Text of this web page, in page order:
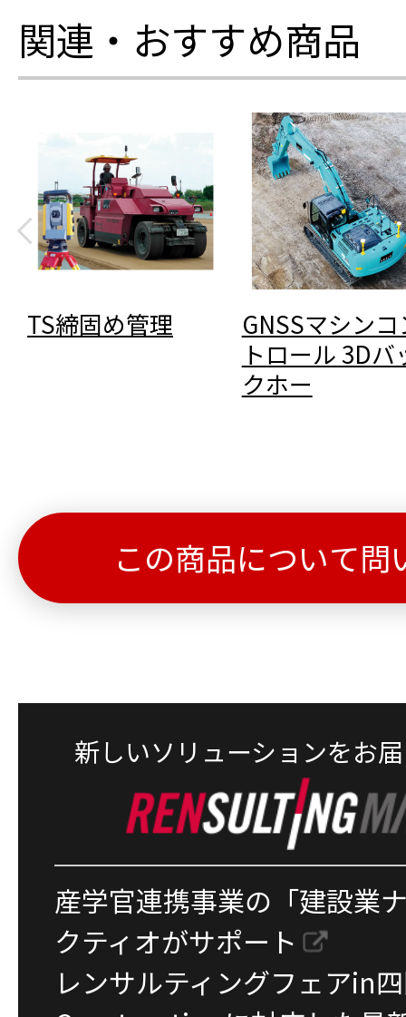
関連・おすすめ商品
TS締固め管理
GNSSマシンコ
トロール 3Dバ
クホー
この商品について問
新しいソリューションをお
産学官連携事業の「建設業
クティオがサポート
レンサルティングフェア